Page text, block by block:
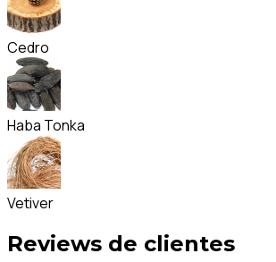
Cedro
Haba Tonka
Vetiver
Reviews de clientes